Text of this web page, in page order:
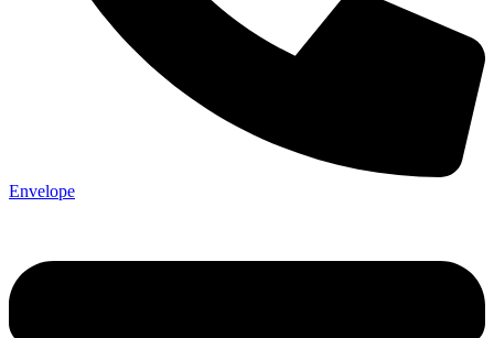
Envelope